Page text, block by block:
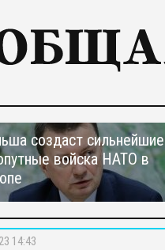
создаст сильнейшие
войска НАТО в
14:43